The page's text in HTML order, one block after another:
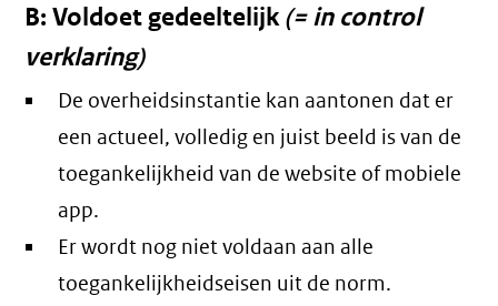
B: Voldoet gedeeltelijk(= in control
verklaring)
De overheidsinstantie kan aantonen dat er
een actueel, volledig en juist beeld is van de
toegankelijkheid van de website of mobiele
app.
Er wordt nog niet voldaan aan alle
toegankelijkheidseisen uit de norm.